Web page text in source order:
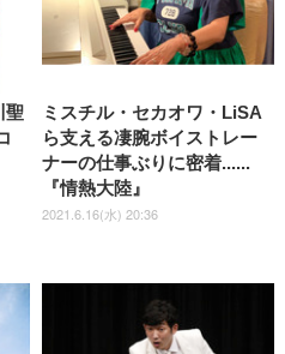
聖
ミスチル・セカオワ・LiSA
ら支える凄腕ボイストレー
ナーの仕事ぶりに密着......
『情熱大陸』
2021.6.16(水) 20:36